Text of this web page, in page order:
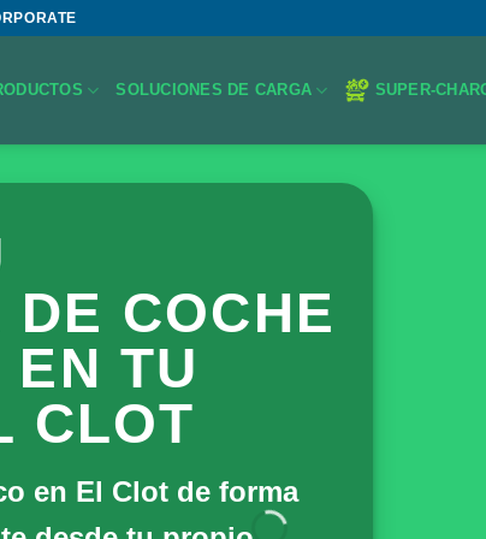
SOLUCIONES DE CARGA SUPER-
COCHE
TU
CLOT
en El Clot de forma